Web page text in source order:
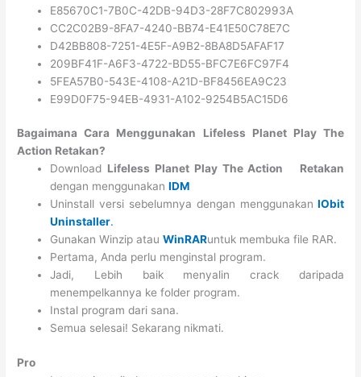
E85670C1-7B0C-42DB-94D3-28F7C802993A
CC2C02B9-8FA7-4240-BB74-E41E50C78E7C
D42BB808-7251-4E5F-A9B2-8BA8D5AFAF17
209BF41F-A6F3-4722-BD55-BFC7E6FC97F4
5FEA57B0-543E-4108-A21D-BF8456EA9C23
E99D0F75-94EB-4931-A102-9254B5AC15D6
Bagaimana Cara Menggunakan Lifeless Planet Play The
Action Retakan?
Download Lifeless Planet Play The Action
Retakan
dengan menggunakanIDM
Uninstall versi sebelumnya dengan menggunakan IObit
Uninstaller.
Gunakan Winzip atauWinRARuntuk membuka file RAR.
Pertama, Anda perlu menginstal program.
Jadi, Lebih baik menyalin crack daripada
menempelkannya ke folder program.
Instal program dari sana.
Semua selesai! Sekarang nikmati.
Pro